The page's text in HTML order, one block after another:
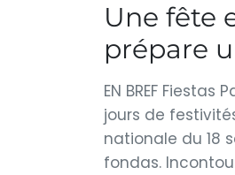
Une fête
prépare
EN BREF
jours de
nationale du 18
fondas.